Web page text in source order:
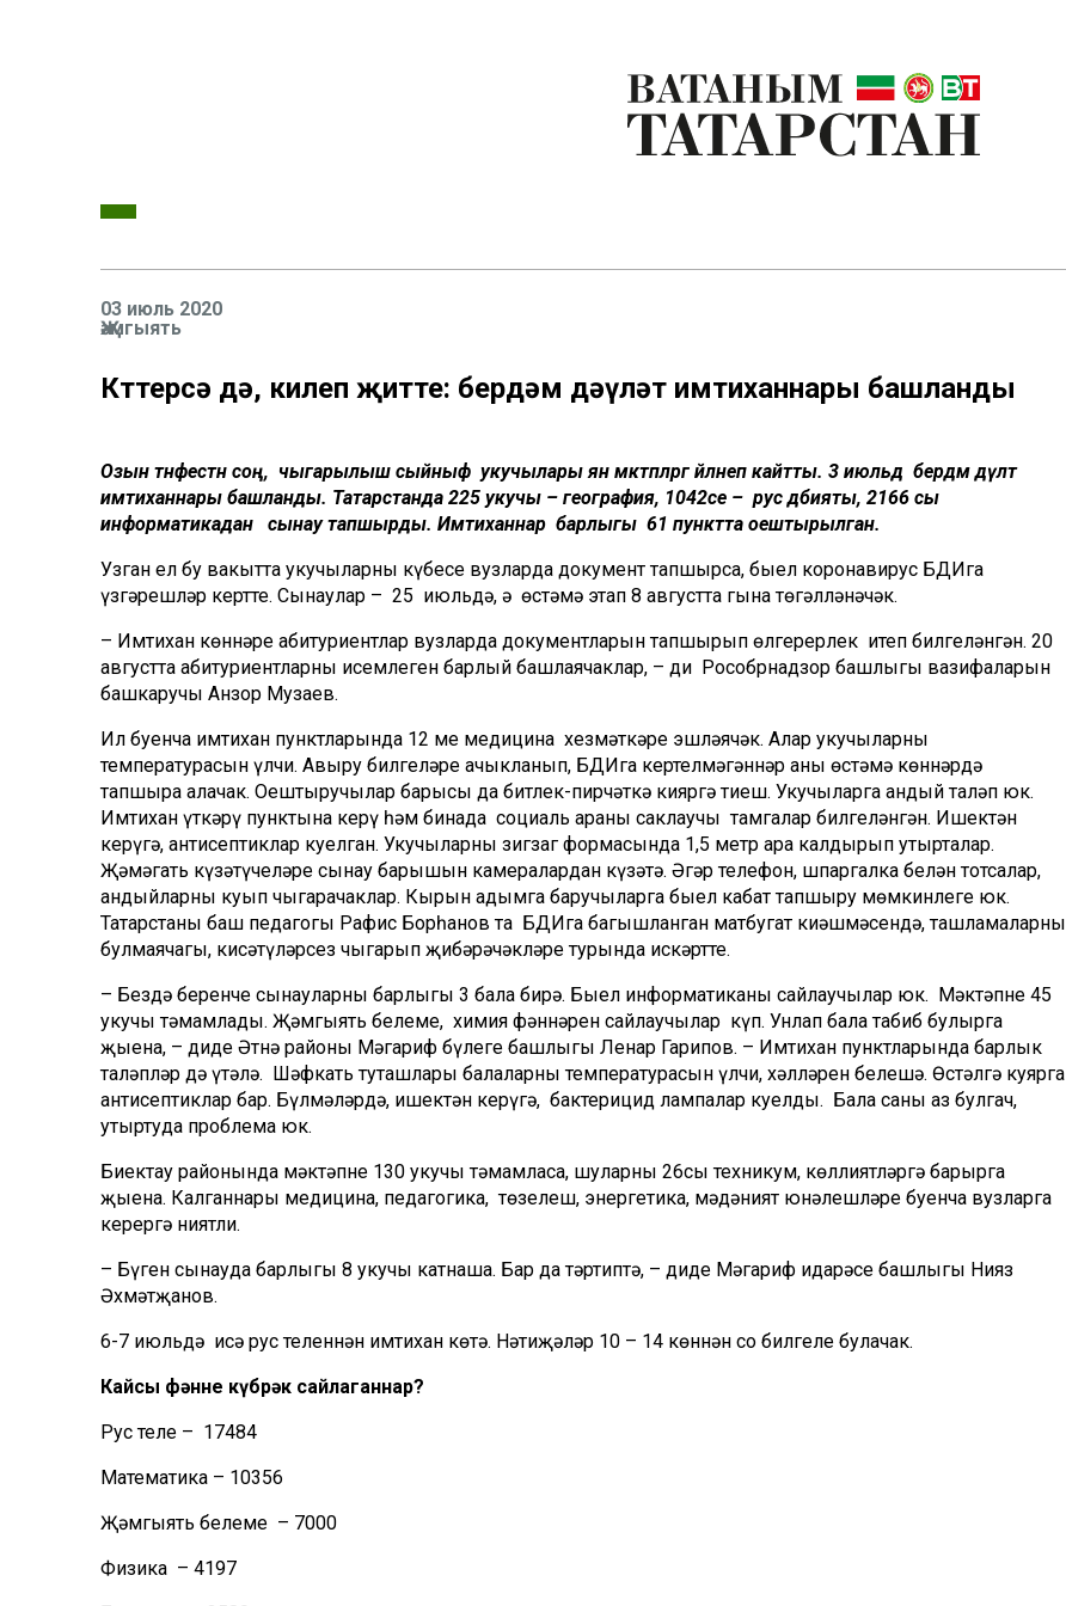
03 июль 2020
Җәмгыять
Көттерсә дә, килеп җитте: бердәм дәүләт имтиханнары башланды
Озын тәнәфестән соң, чыгарылыш сыйныф укучылары янә мәктәпләргә әйләнеп кайтты. 3 июльдә бердәм дәүләт
имтиханнары башланды. Татарстанда 225 укучы – география, 1042се – рус әдәбияты, 2166 сы
информатикадан сынау тапшырды. Имтиханнар барлыгы 61 пунктта оештырылган.
Узган ел бу вакытта укучыларның күбесе вузларда документ тапшырса, быел коронавирус БДИга
үзгәрешләр кертте. Сынаулар – 25 июльдә, ә өстәмә этап 8 августта гына төгәлләнәчәк.
– Имтихан көннәре абитуриентлар вузларда документларын тапшырып өлгерерлек итеп билгеләнгән. 20
августта абитуриентларның исемлеген барлый башлаячаклар, – ди Рособрнадзор башлыгы вазифаларын
башкаручы Анзор Музаев.
Ил буенча имтихан пунктларында 12 мең медицина хезмәткәре эшләячәк. Алар укучыларның
температурасын үлчи. Авыру билгеләре ачыкланып, БДИга кертелмәгәннәр аны өстәмә көннәрдә
тапшыра алачак. Оештыручылар барысы да битлек-пирчәткә кияргә тиеш. Укучыларга андый таләп юк.
Имтихан үткәрү пунктына керү һәм бинада социаль араны саклаучы тамгалар билгеләнгән. Ишектән
керүгә, антисептиклар куелган. Укучыларны зигзаг формасында 1,5 метр ара калдырып утырталар.
Җәмәгать күзәтүчеләре сынау барышын камералардан күзәтә. Әгәр телефон, шпаргалка белән тотсалар,
андыйларны куып чыгарачаклар. Кырын адымга баручыларга быел кабат тапшыру мөмкинлеге юк.
Татарстаның баш педагогы Рафис Борһанов та БДИга багышланган матбугат киңәшмәсендә, ташламаларның
булмаячагы, кисәтүләрсез чыгарып җибәрәчәкләре турында искәртте.
– Бездә беренче сынауларны барлыгы 3 бала бирә. Быел информатиканы сайлаучылар юк. Мәктәпне 45
укучы тәмамлады. Җәмгыять белеме, химия фәннәрен сайлаучылар күп. Унлап бала табиб булырга
җыена, – диде Әтнә районы Мәгариф бүлеге башлыгы Ленар Гарипов. – Имтихан пунктларында барлык
таләпләр дә үтәлә. Шәфкать туташлары балаларның температурасын үлчи, хәлләрен белешә. Өстәлгә куярга
антисептиклар бар. Бүлмәләрдә, ишектән керүгә, бактерицид лампалар куелды. Бала саны аз булгач,
утыртуда проблема юк.
Биектау районында мәктәпне 130 укучы тәмамласа, шуларның 26сы техникум, көллиятләргә барырга
җыена. Калганнары медицина, педагогика, төзелеш, энергетика, мәдәният юнәлешләре буенча вузларга
керергә ниятли.
– Бүген сынауда барлыгы 8 укучы катнаша. Бар да тәртиптә, – диде Мәгариф идарәсе башлыгы Нияз
Әхмәтҗанов.
6-7 июльдә исә рус теленнән имтихан көтә. Нәтиҗәләр 10 – 14 көннән соң билгеле булачак.
Кайсы фәнне күбрәк сайлаганнар?
Рус теле – 17484
Математика – 10356
Җәмгыять белеме – 7000
Физика – 4197